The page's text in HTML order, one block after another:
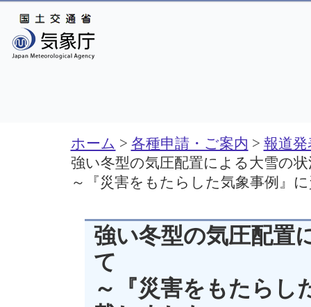
ホーム > 各種申請・ご案内 > 報道
強い冬型の気圧配置による大雪の
～『災害をもたらした気象事例』
強い冬型の気圧配置
て
～『災害をもたらし